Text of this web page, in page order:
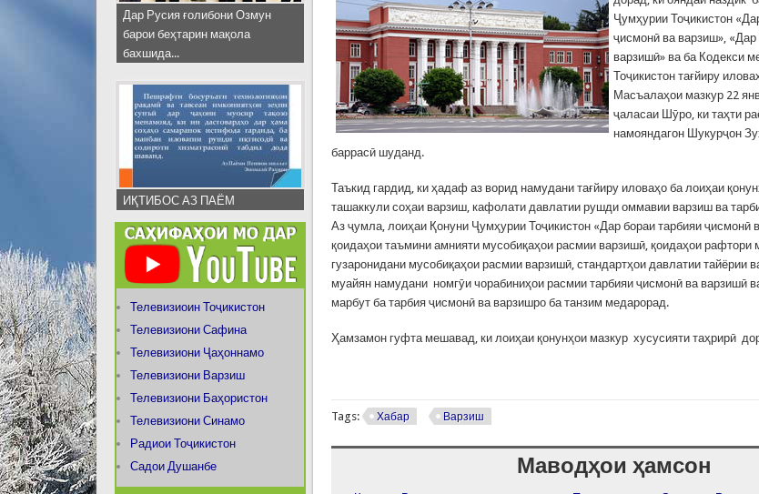
Ҷумҳурии Тоҷикистон
ҷисмонӣ ва варзиш», «Дар
варзишӣ» ва ба Кодекси
Тоҷикистон тағйиру
Масъалаҳои мазкур 22
ҷаласаи Шӯро, ки таҳти
намояндагон Шукурҷон
баррасӣ шуданд.
Таъкид гардид, ки ҳадаф аз ворид намудани тағйиру иловаҳо ба лоиҳаи
ташаккули соҳаи варзиш, кафолати давлатии рушди оммавии варзиш ва
Аз ҷумла, лоиҳаи Қонуни Ҷумҳурии Тоҷикистон «Дар бораи тарбияи ҷисмонӣ
қоидаҳои таъмини амнияти мусобиқаҳои расмии варзишӣ, қоидаҳои рафтори
гузаронидани мусобиқаҳои расмии варзишӣ, стандартҳои давлатии тайёрии
муайян намудани номгӯи чорабиниҳои расмии тарбияи ҷисмонӣ ва варзишӣ
марбут ба тарбия ҷисмонӣ ва варзишро ба танзим медарорад.
Ҳамзамон гуфта мешавад, ки лоиҳаи қонунҳои мазкур хусусияти таҳрирӣ
Tags: Хабар Варзиш
Маводҳои ҳамсон
Дар Русия ғолибони Озмун
барои беҳтарин мақола
бахшида...
ИҚТИБОС АЗ ПАЁМ
Телевизиоин Тоҷикистон
Телевизиони Сафина
Телевизиони Ҷаҳоннамо
Телевизиони Варзиш
Телевизиони Баҳористон
Телевизиони Синамо
Радиои Тоҷикистон
Садои Душанбе